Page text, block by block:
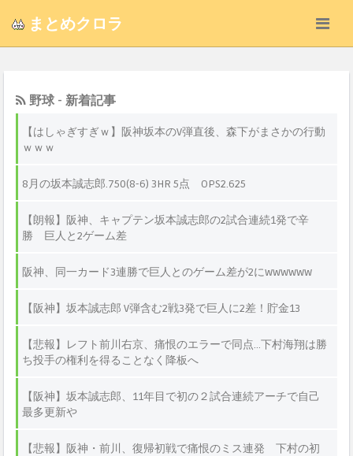
まとめクロラ
野球 - 新着記事
【はしゃぎすぎｗ】阪神坂本のV弾直後、森下がまさかの行動
ｗｗｗ
8月の坂本誠志郎.750(8-6) 3HR 5点 OPS2.625
【朗報】阪神、キャプテン坂本誠志郎の2試合連続1発で辛
勝 巨人と2ゲーム差
阪神、同一カード3連勝で巨人とのゲーム差が2にwwwwww
【阪神】坂本誠志郎 V弾含む2戦3発で巨人に2差！貯金13
【悲報】レフト前川右京、痛恨のエラーで同点...下村海翔は勝
ち投手の権利を得ることなく降板へ
【阪神】坂本誠志郎、11年目で初の２試合連続アーチで自己
最多更新や
【悲報】阪神・前川、復帰初戦で痛恨のミス連発 下村の初